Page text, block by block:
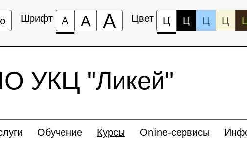
Шрифт А А А Цвет Ц Ц Ц Ц
УКЦ "Ликей"
Обучение Курсы Online-сервисы